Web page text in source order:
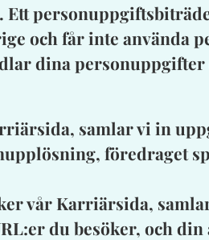
och får inte använda
dina
samlar vi in
föredraget
vår Karriärsida,
du besöker, och